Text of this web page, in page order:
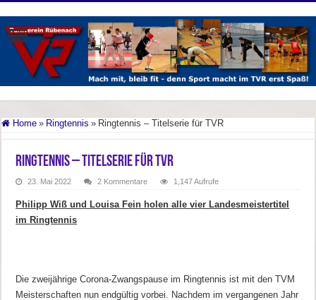
Home » Ringtennis » Ringtennis – Titelserie für TVR
Ringtennis – Titelserie für TVR
23. Mai 2022 2 Kommentare 1,147 Aufrufe
Philipp Wiß und Louisa Fein holen alle vier Landesmeistertitel
im Ringtennis
Die zweijährige Corona-Zwangspause im Ringtennis ist mit den TVM
Meisterschaften nun endgültig vorbei. Nachdem im vergangenen Jahr